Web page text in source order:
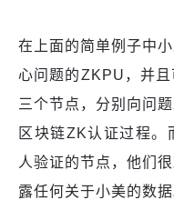
在上面的简单例子中
心问题的ZKPU，并
三个节点，分别向问
区块链ZK认证过程。
人验证的节点，他们
露任何关于小美的数据